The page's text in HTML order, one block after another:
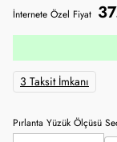
İnternete Özel Fiyat
3 Taksit İmkanı
Pırlanta Yüzük Ölçüsü